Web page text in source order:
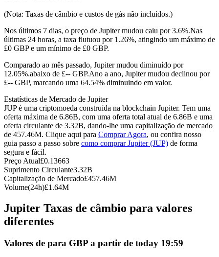
Futuros de USDC
Futuros usando USDC como garantia
Copiar Trading
(Nota: Taxas de câmbio e custos de gás não incluídos.)
Nos últimos 7 dias, o preço de Jupiter mudou caiu por 3.6%.Nas
últimas 24 horas, a taxa flutuou por 1.26%, atingindo um máximo de
£0 GBP e um mínimo de £0 GBP.
Comparado ao mês passado, Jupiter mudou diminuído por
12.05%.abaixo de £-- GBP.Ano a ano, Jupiter mudou declinou por
£-- GBP, marcando uma 64.54% diminuindo em valor.
Estatísticas de Mercado de Jupiter
JUP é uma criptomoeda construída na blockchain Jupiter. Tem uma
oferta máxima de 6.86B, com uma oferta total atual de 6.86B e uma
oferta circulante de 3.32B, dando-lhe uma capitalização de mercado
de 457.46M. Clique aqui para Comprar Agora, ou confira nosso
guia passo a passo sobre como comprar Jupiter (JUP) de forma
segura e fácil.
Preço Atual£0.13663
Suprimento Circulante3.32B
Capitalização de Mercado£457.46M
Volume(24h)£1.64M
Jupiter Taxas de câmbio para valores
diferentes
Valores de para GBP a partir de today 19:59